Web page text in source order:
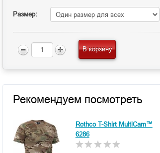
Размер:
В корзину
Рекомендуем посмотреть
Rothco T-Shirt MultiCam™
6286